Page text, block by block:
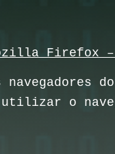
Firefox
utilizar o